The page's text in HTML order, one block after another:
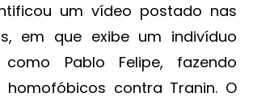
um vídeo postado nas
em que exibe um indivíduo
como Pablo Felipe, fazendo
homofóbicos contra Tranin. O